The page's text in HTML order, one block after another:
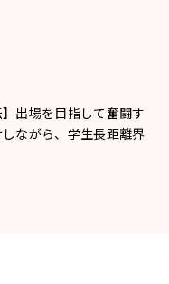
出場を目指して奮闘す
ながら、学生長距離界